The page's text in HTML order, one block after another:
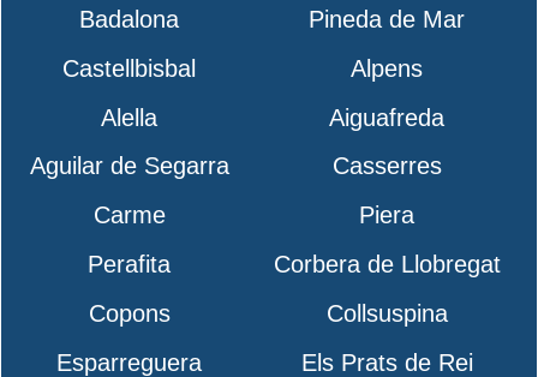
Badalona
Pineda de Mar
Castellbisbal
Alpens
Alella
Aiguafreda
Aguilar de Segarra
Casserres
Carme
Piera
Perafita
Corbera de Llobregat
Copons
Collsuspina
Esparreguera
Els Prats de Rei